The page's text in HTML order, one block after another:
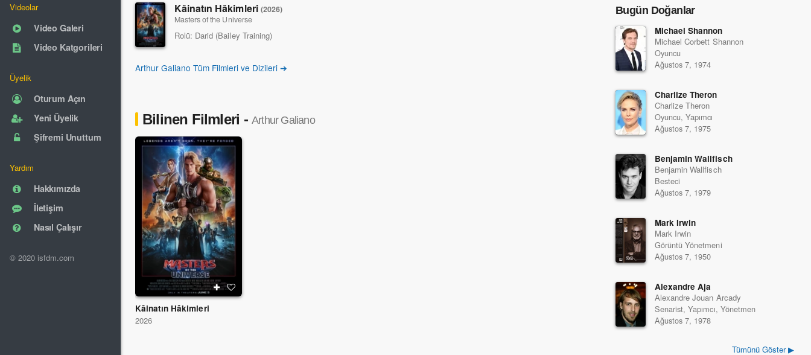
Videolar
Video Galeri
Video Katgorileri
Üyelik
Oturum Açın
Yeni Üyelik
Şifremi Unuttum
Yardım
Hakkımızda
İletişim
Nasıl Çalışır
© 2020 isfdm.com
Kâinatın Hâkimleri (2026)
Masters of the Universe
Rolü: Darid (Bailey Training)
Arthur Galiano Tüm Filmleri ve Dizileri ➔
Bilinen Filmleri - Arthur Galiano
Kâinatın Hâkimleri
2026
Bugün Doğanlar
Michael Shannon
Michael Corbett Shannon
Oyuncu
Ağustos 7, 1974
Charlize Theron
Charlize Theron
Oyuncu, Yapımcı
Ağustos 7, 1975
Benjamin Wallfisch
Benjamin Wallfisch
Besteci
Ağustos 7, 1979
Mark Irwin
Mark Irwin
Görüntü Yönetmeni
Ağustos 7, 1950
Alexandre Aja
Alexandre Jouan Arcady
Senarist, Yapımcı, Yönetmen
Ağustos 7, 1978
Tümünü Göster ▶